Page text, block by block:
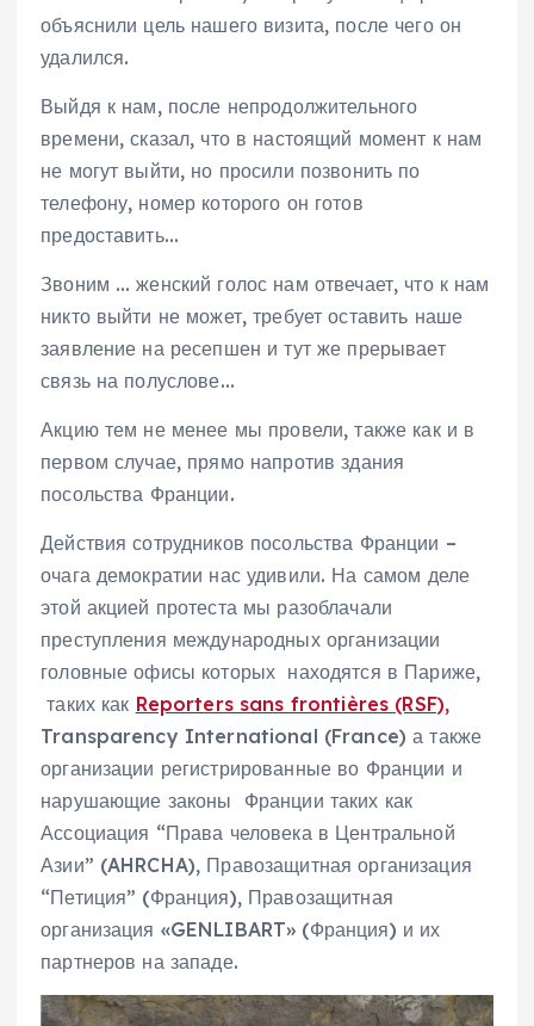
объяснили цель нашего визита, после чего он
удалился.
Выйдя к нам, после непродолжительного
времени, сказал, что в настоящий момент к нам
не могут выйти, но просили позвонить по
телефону, номер которого он готов
предоставить…
Звоним … женский голос нам отвечает, что к нам
никто выйти не может, требует оставить наше
заявление на ресепшен и тут же прерывает
связь на полуслове…
Акцию тем не менее мы провели, также как и в
первом случае, прямо напротив здания
посольства Франции.
Действия сотрудников посольства Франции –
очага демократии нас удивили. На самом деле
этой акцией протеста мы разоблачали
преступления международных организации
головные офисы которых находятся в Париже,
таких как Reporters sans frontières (RSF),
Transparency International (France) а также
организации регистрированные во Франции и
нарушающие законы Франции таких как
Ассоциация “Права человека в Центральной
Азии” (AHRCHA), Правозащитная организация
“Петиция” (Франция), Правозащитная
организация «GENLIBART» (Франция) и их
партнеров на западе.